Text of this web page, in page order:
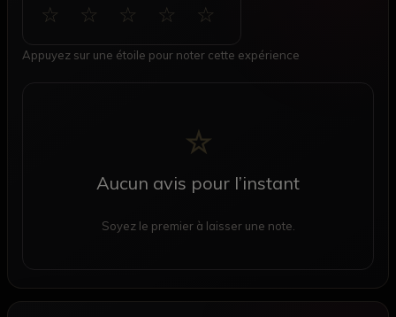
☆ ☆ ☆ ☆ ☆
Appuyez sur une étoile pour noter cette expérience
☆
Aucun avis pour l’instant
Soyez le premier à laisser une note.